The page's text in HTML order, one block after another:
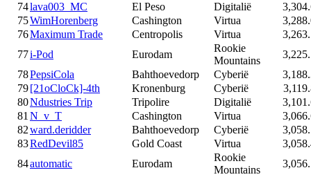
74lava003_MC El Peso Digitalië
75WimHorenberg Cashington Virtua
76Maximum Trade Centropolis Virtua
77i-Pod Eurodam
Rookie
Mountains
78PepsiCola Bahthoevedorp Cyberië
79 [21oCloCk]-4th Kronenburg Cyberië
80Ndustries Trip Tripolire Digitalië
81N_v_T Cashington Virtua
82ward.deridder Bahthoevedorp Cyberië
83RedDevil85 Gold Coast Virtua
84automatic Eurodam
Rookie
Mountains